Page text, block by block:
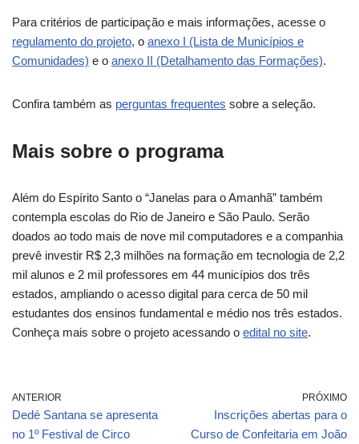
Para critérios de participação e mais informações, acesse o
regulamento do projeto, o anexo I (Lista de Municípios e
Comunidades) e o anexo II (Detalhamento das Formações).
Confira também as perguntas frequentes sobre a seleção.
Mais sobre o programa
Além do Espírito Santo o “Janelas para o Amanhã” também
contempla escolas do Rio de Janeiro e São Paulo. Serão
doados ao todo mais de nove mil computadores e a companhia
prevê investir R$ 2,3 milhões na formação em tecnologia de 2,2
mil alunos e 2 mil professores em 44 municípios dos três
estados, ampliando o acesso digital para cerca de 50 mil
estudantes dos ensinos fundamental e médio nos três estados.
Conheça mais sobre o projeto acessando o edital no site.
ANTERIOR
Dedé Santana se apresenta
no 1º Festival de Circo
PRÓXIMO
Inscrições abertas para o
Curso de Confeitaria em João